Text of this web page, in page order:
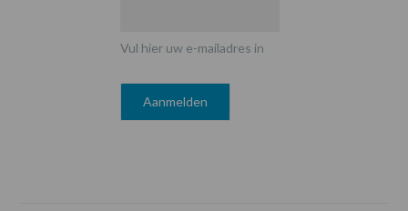
Vul hier uw e-mailadres in